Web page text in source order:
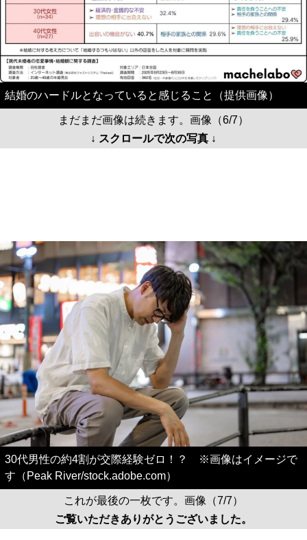
結婚のハードルとなっていると感じること（提供画像）
まだまだ画像は続きます。画像（6/7）
↓ スクロールで次の写真 ↓
30代男性の約4割が交際経験ゼロ！？ ※画像はイメージで
す（Peak River/stock.adobe.com）
これが最後の一枚です。画像（7/7）
ご覧いただきありがとうございました。